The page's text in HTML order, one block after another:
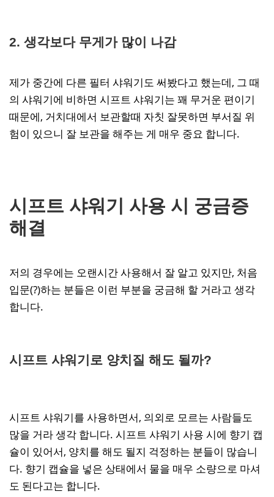
2. 생각보다 무게가 많이 나감
제가 중간에 다른 필터 샤워기도 써봤다고 했는데, 그 때
의 샤워기에 비하면 시프트 샤워기는 꽤 무거운 편이기
때문에, 거치대에서 보관할때 자칫 잘못하면 부서질 위
험이 있으니 잘 보관을 해주는 게 매우 중요 합니다.
시프트 샤워기 사용 시 궁금증
해결
저의 경우에는 오랜시간 사용해서 잘 알고 있지만, 처음
입문(?)하는 분들은 이런 부분을 궁금해 할 거라고 생각
합니다.
시프트 샤워기로 양치질 해도 될까?
시프트 샤워기를 사용하면서, 의외로 모르는 사람들도
많을 거라 생각 합니다. 시프트 샤워기 사용 시에 향기 캡
슐이 있어서, 양치를 해도 될지 걱정하는 분들이 많습니
다. 향기 캡슐을 넣은 상태에서 물을 매우 소량으로 마셔
도 된다고는 합니다.